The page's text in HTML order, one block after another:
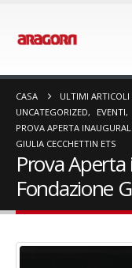
CASA
ULTIMI ARTICOLI
UNCATEGORIZED, EVENTI,
PROVA APERTA
GIULIA CECCHETTIN ETS
Prova
Fondazione